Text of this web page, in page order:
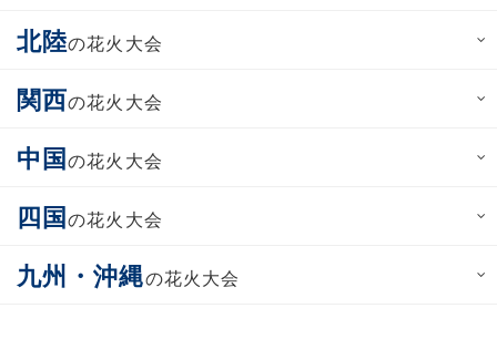
北陸の花火大会
関西の花火大会
中国の花火大会
四国の花火大会
九州・沖縄の花火大会